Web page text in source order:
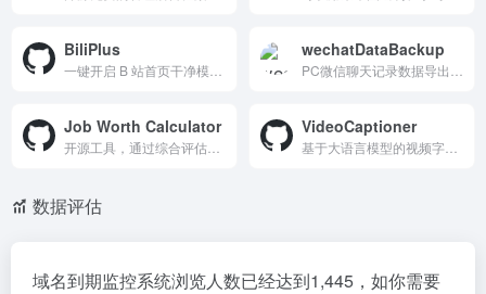
BiliPlus wechatDataBackup
Job Worth Calculator VideoCaptioner
数据评估
域名到期监控系统浏览人数已经达到1,445，如你需要